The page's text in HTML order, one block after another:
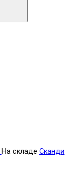
На складе Сканди